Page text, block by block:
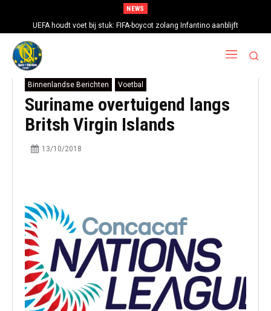
NEWS
UEFA houdt voet bij stuk: FIFA-boycot zolang Infantino aanblijft
Binnenlandse Berichten Voetbal
Suriname overtuigend langs
Britsh Virgin Islands
13/10/2018